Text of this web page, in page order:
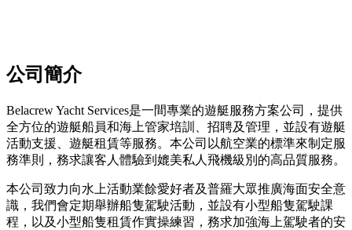
公司簡介
Belacrew Yacht Services是一間專業的遊艇服務方案公司，提供
全方位的遊艇船員和海上管家培訓、招聘及管理，並設有遊艇
活動支援、遊艇租賃等服務。本公司以航空業的標準來制定服
務準則，務求讓客人體驗到媲美私人飛機級別的高品質服務。
本公司致力向水上活動業餘愛好者及普羅大眾推廣海面安全意
識，我們會定期舉辦船隻駕駛活動，並設有小型船隻駕駛課
程，以及小型船隻租賃作實操練習，務求加強海上駕駛者的安